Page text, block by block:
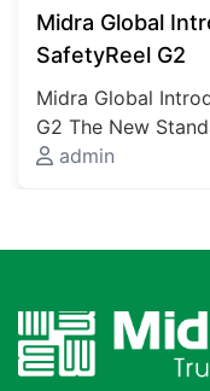
Midra Global
SafetyReel G2
Midra Global
G2 The New
Workplace
admin